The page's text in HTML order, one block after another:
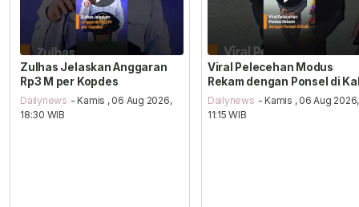
Zulhas Jelaskan Anggaran
Rp3 M per Kopdes
Dailynews - Kamis , 06 Aug 2026,
18:30 WIB
Viral Pelecehan Modus
Rekam dengan Ponsel di
Dailynews - Kamis , 06 Aug 2026,
11:15 WIB